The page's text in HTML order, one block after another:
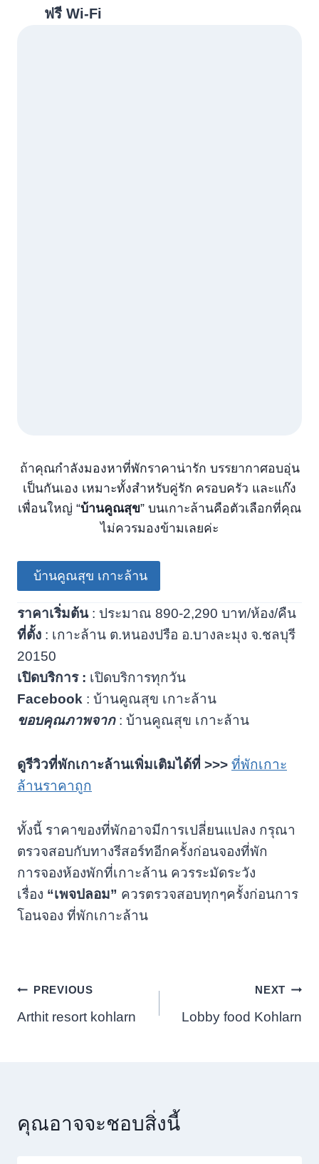
ฟรี Wi-Fi
ถ้าคุณกำลังมองหาที่พักราคาน่ารัก บรรยากาศอบอุ่น
เป็นกันเอง เหมาะทั้งสำหรับคู่รัก ครอบครัว และแก๊ง
เพื่อนใหญ่ “บ้านคูณสุข” บนเกาะล้านคือตัวเลือกที่คุณ
ไม่ควรมองข้ามเลยค่ะ
บ้านคูณสุข เกาะล้าน
ราคาเริ่มต้น: ประมาณ 890-2,290 บาท/ห้อง/คืน
ที่ตั้ง : เกาะล้าน ต.หนองปรือ อ.บางละมุง จ.ชลบุรี
20150
เปิดบริการ : เปิดบริการทุกวัน
Facebook : บ้านคูณสุข เกาะล้าน
ขอบคุณภาพจาก: บ้านคูณสุข เกาะล้าน
ดูรีวิวที่พักเกาะล้านเพิ่มเติมได้ที่ >>> ที่พักเกาะ
ล้านราคาถูก
ทั้งนี้ ราคาของที่พักอาจมีการเปลี่ยนแปลง กรุณา
ตรวจสอบกับทางรีสอร์ทอีกครั้งก่อนจองที่พัก
การจองห้องพักที่เกาะล้าน ควรระมัดระวัง
เรื่อง “เพจปลอม” ควรตรวจสอบทุกๆครั้งก่อนการ
โอนจอง ที่พักเกาะล้าน
แนะแนว
เรื่อง
PREVIOUS
Arthit resort kohlarn
NEXT
Lobby food Kohlarn
คุณอาจจะชอบสิ่งนี้